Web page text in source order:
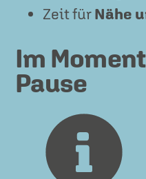
Zeit fürNähe
Im
Pause